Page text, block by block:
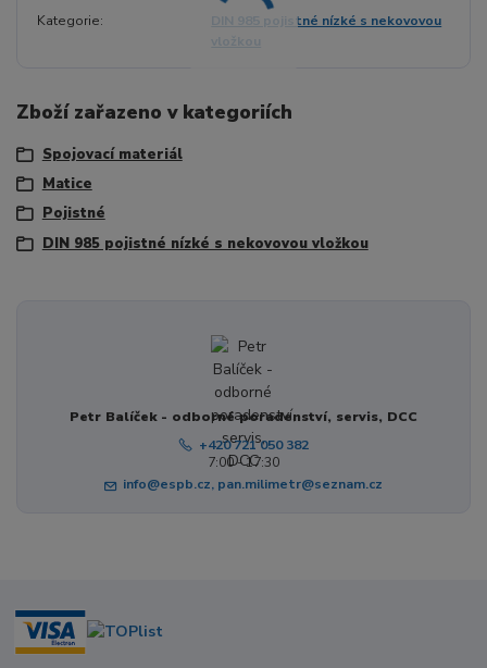
Kategorie
DIN 985 pojistné nízké s nekovovou
Zboží zařazeno v kategoriích
Spojovací materiál
Matice
Pojistné
DIN 985 pojistné nízké s nekovovou vložkou
Petr Balíček - odborné poradenství, servis, DCC
+420 721 050 382
7:00 - 17:30
info@espb.cz, pan.milimetr@seznam.cz